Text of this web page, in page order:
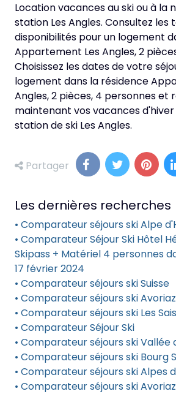
Location vacances au ski ou à la
station Les Angles. Consultez les
disponibilités pour un logement
Appartement Les Angles, 2
Choisissez les dates de votre
logement dans la résidence
Angles, 2 pièces, 4 personnes et
maintenant vos vacances d'hiver
station de ski Les Angles.
Partager
Les dernières recherches
• Comparateur séjours ski Alpe
• Comparateur Séjour Ski Hôtel
Skipass + Matériel 4 personnes
17 février 2024
• Comparateur séjours ski Suisse
• Comparateur séjours ski Avoriaz
• Comparateur séjours ski Les
• Comparateur Séjour Ski
• Comparateur séjours ski Vallée
• Comparateur séjours ski Bourg
• Comparateur séjours ski Alpes
• Comparateur séjours ski Avoriaz